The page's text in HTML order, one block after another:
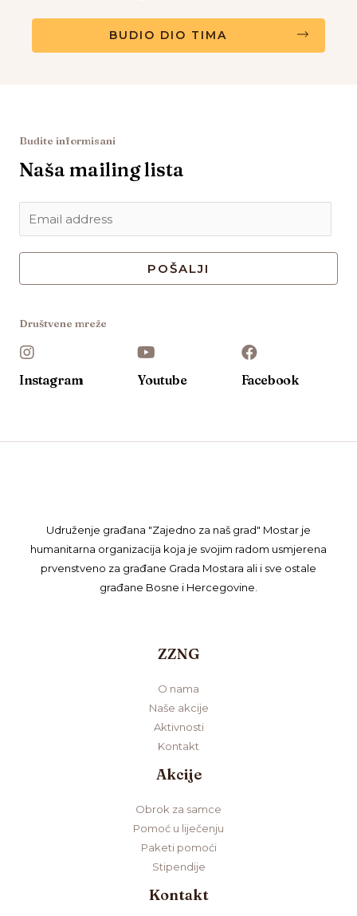
BUDIO DIO TIMA
Budite informisani
Naša mailing lista
POŠALJI
Društvene mreže
Instagram Youtube Facebook
Udruženje građana "Zajedno za naš grad" Mostar je
humanitarna organizacija koja je svojim radom usmjerena
prvenstveno za građane Grada Mostara ali i sve ostale
građane Bosne i Hercegovine.
ZZNG
O nama
Naše akcije
Aktivnosti
Kontakt
Akcije
Obrok za samce
Pomoć u liječenju
Paketi pomoći
Stipendije
Kontakt